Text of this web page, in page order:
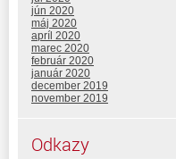
jún 2020
máj 2020
apríl 2020
marec 2020
február 2020
január 2020
december 2019
november 2019
Odkazy